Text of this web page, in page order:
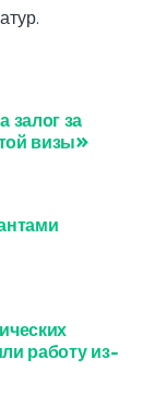
залог за
визы»
работу из-